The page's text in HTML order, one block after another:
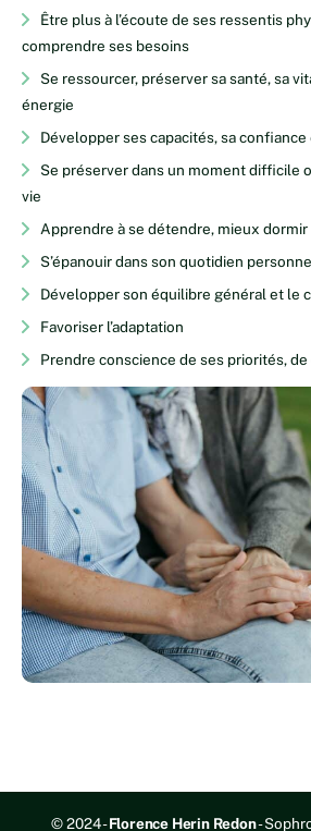
Être plus à l’écoute de ses ressentis
comprendre ses besoins
Se ressourcer, préserver sa santé, sa
énergie
Développer ses capacités, sa confiance
Se préserver dans un moment difficile
vie
Apprendre à se détendre, mieux dormir
S’épanouir dans son quotidien
Développer son équilibre général et le
Favoriser l’adaptation
Prendre conscience de ses priorités,
© 2024 -Florence Herin Redon-